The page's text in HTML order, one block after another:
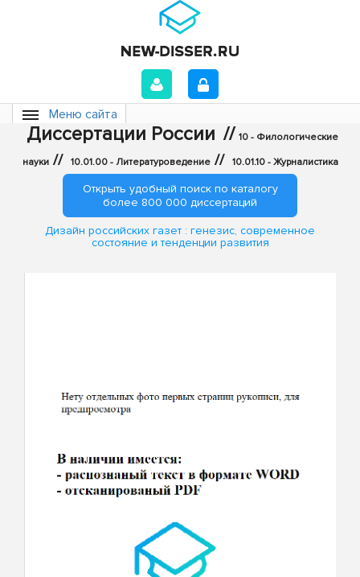
Меню сайта
Диссертации России // 10 - Филологические
науки // 10.01.00 - Литературоведение // 10.01.10 - Журналистика
Открыть удобный поиск по каталогу
более 800 000 диссертаций
Дизайн российских газет : генезис, современное
состояние и тенденции развития